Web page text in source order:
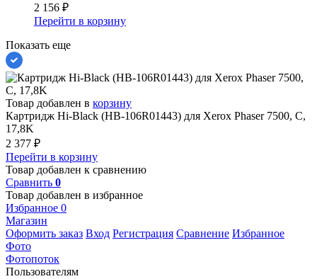
2 156 ₽
Перейти в корзину
Показать еще
Товар добавлен в корзину
Картридж Hi-Black (HB-106R01443) для Xerox Phaser 7500, C,
17,8K
2 377 ₽
Перейти в корзину
Товар добавлен к сравнению
Сравнить 0
Товар добавлен в избранное
Избранное 0
Магазин
Оформить заказ Вход Регистрация Сравнение Избранное
Фото
Фотопоток
Пользователям